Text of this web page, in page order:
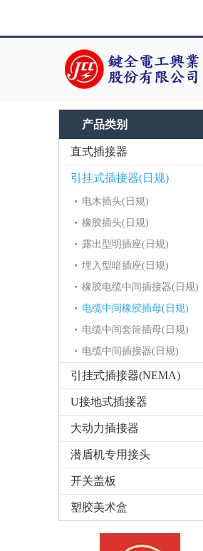
产品类别
直式插接器
引挂式插接器(日规)
电木插头(日规)
橡胶插头(日规)
露出型明插座(日规)
埋入型暗插座(日规)
橡胶电缆中间插接器(日规)
电缆中间橡胶插母(日规)
电缆中间套筒插母(日规)
电缆中间插接器(日规)
引挂式插接器(NEMA)
U接地式插接器
大动力插接器
潜盾机专用接头
开关盖板
塑胶美术盒